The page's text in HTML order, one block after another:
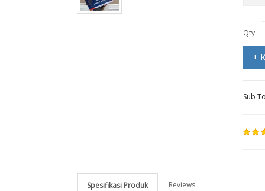
Qty
+
Sub
Spesifikasi Produk Reviews